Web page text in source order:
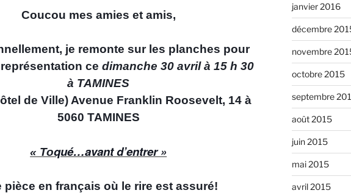
Coucou mes amies et amis,
je remonte sur les planches pour
cedimanche 30 avril à 15 h 30
à TAMINES
de Ville) Avenue Franklin Roosevelt, 14 à
5060 TAMINES
« Toqué…avant d’entrer »
pièce en français où le rire est assuré!
janvier 2016
décembre
novembre
octobre 2015
septembre
août 2015
juin 2015
mai 2015
avril 2015